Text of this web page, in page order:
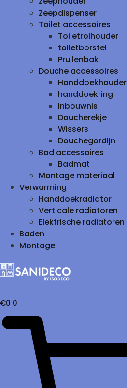
Zeepdispenser
Toilet accessoires
Toiletrolhouder
toiletborstel
Prullenbak
Douche accessoires
Handdoekhouder
handdoekring
Inbouwnis
Doucherekje
Wissers
Douchegordijn
Bad accessoires
Badmat
Montage materiaal
Verwarming
Handdoekradiator
Verticale radiatoren
Elektrische radiatoren
Baden
Montage
€0 0